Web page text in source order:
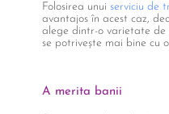
Folosirea unui serviciu de
avantajos în acest caz,
alege dintr-o varietate
se potrivește mai bine cu
A merita banii